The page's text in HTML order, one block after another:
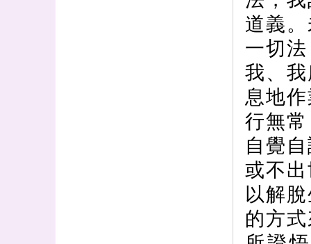
道義
一切
我、
息地
行無
自覺
或不
以解
的方